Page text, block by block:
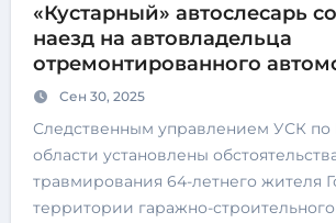
«Кустарный» автослесарь
наезд на автовладельца
отремонтированного
Сен 30, 2025
Следственным управлением УСК по Гомельской
области установлены
травмирования 64-летнего жителя
территории гаражно-строительного